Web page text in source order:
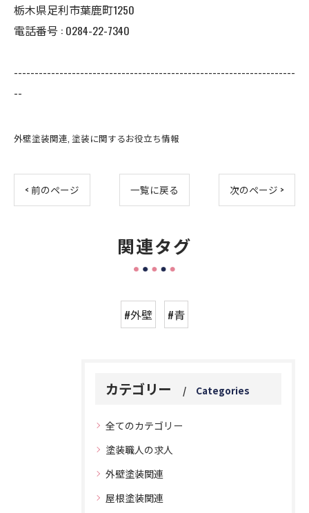
栃木県足利市葉鹿町1250
電話番号 : 0284-22-7340
--------------------------------------------------------------------
--
外壁塗装関連 塗装に関するお役立ち情報
< 前のページ 一覧に戻る 次のページ >
関連タグ
#外壁 #青
カテゴリー Categories
全てのカテゴリー
塗装職人の求人
外壁塗装関連
屋根塗装関連